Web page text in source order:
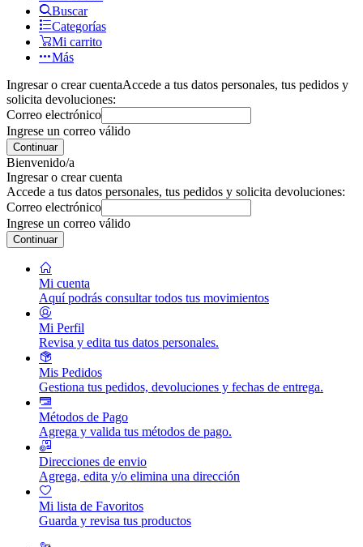
Buscar
Categorías
Mi carrito
Más
Ingresar o crear cuentaAccede a tus datos personales, tus pedidos y
solicita devoluciones:
Correo electrónico
Ingrese un correo válido
Continuar
Bienvenido/a
Ingresar o crear cuenta
Accede a tus datos personales, tus pedidos y solicita devoluciones:
Correo electrónico
Ingrese un correo válido
Continuar
Mi cuenta
Aquí podrás consultar todos tus movimientos
Mi Perfil
Revisa y edita tus datos personales.
Mis Pedidos
Gestiona tus pedidos, devoluciones y fechas de entrega.
Métodos de Pago
Agrega y valida tus métodos de pago.
Direcciones de envio
Agrega, edita y/o elimina una dirección
Mi lista de Favoritos
Guarda y revisa tus productos